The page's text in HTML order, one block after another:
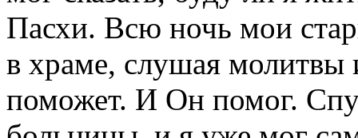
Пасхи. Всю ночь мои
в храме, слушая молитвы
поможет. И Он помог.